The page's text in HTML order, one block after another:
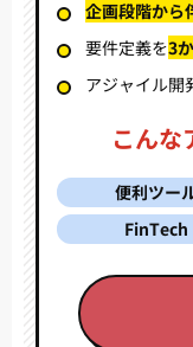
企画段階から
要件定義を3
アジャイル開
こんな
便利ツー
FinTech